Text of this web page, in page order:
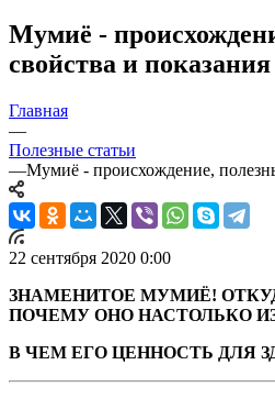
Мумиё -
свойства и показания
Главная
—
Полезные статьи
—Мумиё - происхождение,
22 сентября 2020 0:00
ЗНАМЕНИТОЕ МУМИЁ!
ПОЧЕМУ ОНО НАСТОЛЬКО
В ЧЕМ ЕГО ЦЕННОСТЬ ДЛЯ